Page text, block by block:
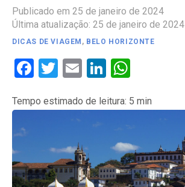
Publicado em 25 de janeiro de 2024
Última atualização: 25 de janeiro de 2024
DICAS DE VIAGEM , BELO HORIZONTE
Facebook
Twitter
EmailLinkedIn
Tempo estimado de leitura: 5 min